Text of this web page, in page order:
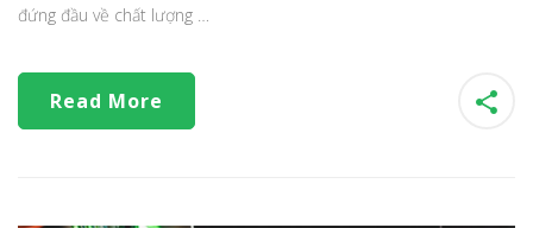
đứng đầu về chất lượng …
Read More